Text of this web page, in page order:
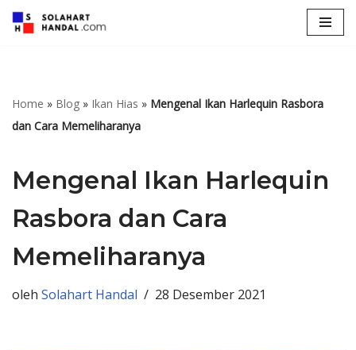
Home » Blog » Ikan Hias » Mengenal Ikan Harlequin Rasbora
dan Cara Memeliharanya
Mengenal Ikan Harlequin
Rasbora dan Cara
Memeliharanya
oleh Solahart Handal 28 Desember 2021